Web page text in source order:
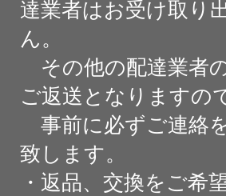
達業者はお受け取り
ん。
その他の配達業者
ご返送となりますの
事前に必ずご連絡
致します。
・返品、交換をご希